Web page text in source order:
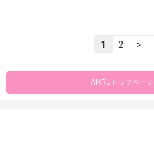
1 2 >
AIKRUトップペー